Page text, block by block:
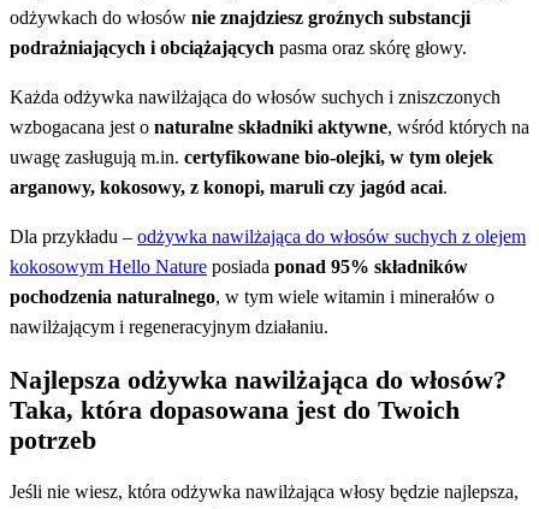
odżywkach do włosów nie znajdziesz groźnych substancji
podrażniających i obciążających pasma oraz skórę głowy.
Każda odżywka nawilżająca do włosów suchych i zniszczonych
wzbogacana jest o naturalne składniki aktywne, wśród których na
uwagę zasługują m.in. certyfikowane bio-olejki, w tym olejek
arganowy, kokosowy, z konopi, maruli czy jagód acai.
Dla przykładu – odżywka nawilżająca do włosów suchych z olejem
kokosowym Hello Nature posiada ponad 95% składników
pochodzenia naturalnego, w tym wiele witamin i minerałów o
nawilżającym i regeneracyjnym działaniu.
Najlepsza odżywka nawilżająca do włosów?
Taka, która dopasowana jest do Twoich
potrzeb
Jeśli nie wiesz, która odżywka nawilżająca włosy będzie najlepsza,